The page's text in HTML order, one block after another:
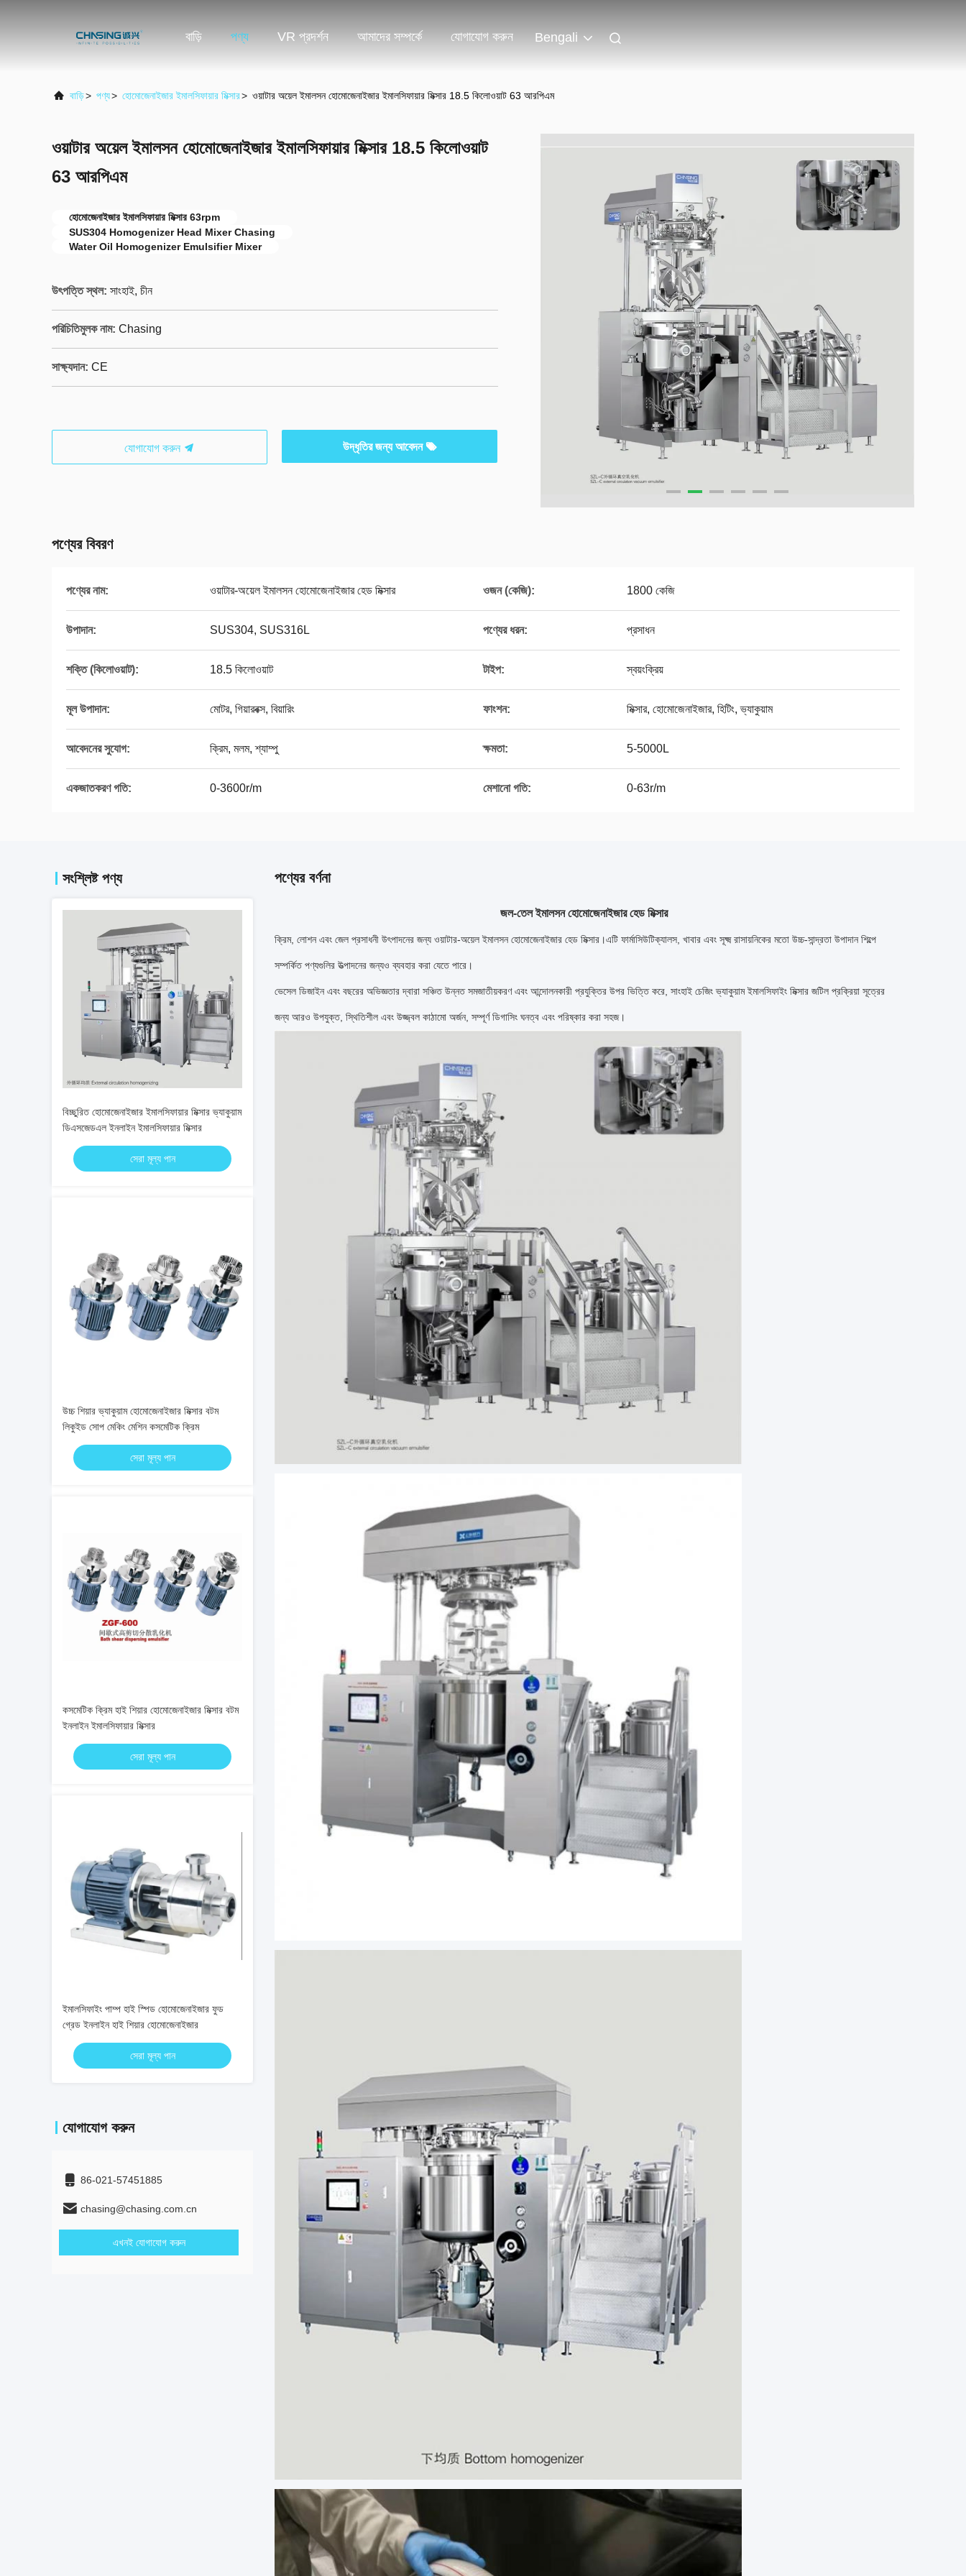
বাড়ি পণ্য VR প্রদর্শন আমাদের সম্পর্কে যোগাযোগ করুন Bengali
বাড়ি> পণ্য> হোমোজেনাইজার ইমালসিফায়ার মিক্সার> ওয়াটার অয়েল ইমালসন হোমোজেনাইজার ইমালসিফায়ার মিক্সার 18.5 কিলোওয়াট 63 আরপিএম
ওয়াটার অয়েল ইমালসন হোমোজেনাইজার ইমালসিফায়ার মিক্সার 18.5 কিলোওয়াট
63 আরপিএম
হোমোজেনাইজার ইমালসিফায়ার মিক্সার 63rpm
SUS304 Homogenizer Head Mixer Chasing
Water Oil Homogenizer Emulsifier Mixer
উৎপত্তি স্থল: সাংহাই, চীন
পরিচিতিমুলক নাম: Chasing
সাক্ষ্যদান: CE
যোগাযোগ করুন উদ্ধৃতির জন্য আবেদন
পণ্যের বিবরণ
পণ্যের নাম: ওয়াটার-অয়েল ইমালসন হোমোজেনাইজার হেড মিক্সার ওজন (কেজি): 1800 কেজি
উপাদান: SUS304, SUS316L পণ্যের ধরন: প্রসাধন
শক্তি (কিলোওয়াট): 18.5 কিলোওয়াট টাইপ: স্বয়ংক্রিয়
মূল উপাদান: মোটর, গিয়ারবক্স, বিয়ারিং ফাংশন: মিক্সার, হোমোজেনাইজার, হিটিং, ভ্যাকুয়াম
আবেদনের সুযোগ: ক্রিম, মলম, শ্যাম্পু ক্ষমতা: 5-5000L
একজাতকরণ গতি: 0-3600r/m মেশানো গতি: 0-63r/m
সংশ্লিষ্ট পণ্য
বিচ্ছুরিত হোমোজেনাইজার ইমালসিফায়ার মিক্সার ভ্যাকুয়াম
ডিএসজেডএল ইনলাইন ইমালসিফায়ার মিক্সার
সেরা মূল্য পান
উচ্চ শিয়ার ভ্যাকুয়াম হোমোজেনাইজার মিক্সার বটম
লিকুইড সোপ মেকিং মেশিন কসমেটিক ক্রিম
সেরা মূল্য পান
কসমেটিক ক্রিম হাই শিয়ার হোমোজেনাইজার মিক্সার বটম
ইনলাইন ইমালসিফায়ার মিক্সার
সেরা মূল্য পান
ইমালসিফাইং পাম্প হাই স্পিড হোমোজেনাইজার ফুড
গ্রেড ইনলাইন হাই শিয়ার হোমোজেনাইজার
সেরা মূল্য পান
যোগাযোগ করুন
86-021-57451885
chasing@chasing.com.cn
এখনই যোগাযোগ করুন
পণ্যের বর্ণনা
জল-তেল ইমালসন হোমোজেনাইজার হেড মিক্সার
ক্রিম, লোশন এবং জেল প্রসাধনী উৎপাদনের জন্য ওয়াটার-অয়েল ইমালসন হোমোজেনাইজার হেড মিক্সার।এটি ফার্মাসিউটিক্যালস, খাবার এবং সূক্ষ্ম রাসায়নিকের মতো উচ্চ-সান্দ্রতা উপাদান শিল্পে
সম্পর্কিত পণ্যগুলির উত্পাদনের জন্যও ব্যবহার করা যেতে পারে।
ভেসেল ডিজাইন এবং বছরের অভিজ্ঞতার দ্বারা সঞ্চিত উন্নত সমজাতীয়করণ এবং আন্দোলনকারী প্রযুক্তির উপর ভিত্তি করে, সাংহাই চেজিং ভ্যাকুয়াম ইমালসিফাইং মিক্সার জটিল প্রক্রিয়া সূত্রের
জন্য আরও উপযুক্ত, স্থিতিশীল এবং উজ্জ্বল কাঠামো অর্জন, সম্পূর্ণ ডিগাসিং ঘনত্ব এবং পরিষ্কার করা সহজ।